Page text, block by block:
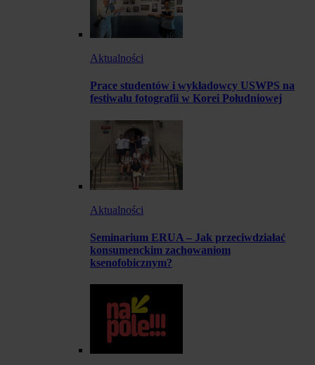
Aktualności
Prace studentów i wykładowcy USWPS na
festiwalu fotografii w Korei Południowej
Aktualności
Seminarium ERUA – Jak przeciwdziałać
konsumenckim zachowaniom
ksenofobicznym?